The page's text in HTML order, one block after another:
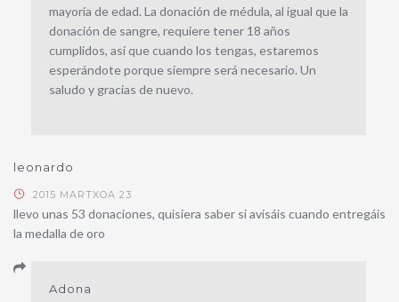
mayoría de edad. La donación de médula, al igual que la
donación de sangre, requiere tener 18 años
cumplidos, así que cuando los tengas, estaremos
esperándote porque siempre será necesario. Un
saludo y gracias de nuevo.
leonardo
2015 MARTXOA 23
llevo unas 53 donaciones, quisiera saber si avisáis cuando entregáis
la medalla de oro
Adona